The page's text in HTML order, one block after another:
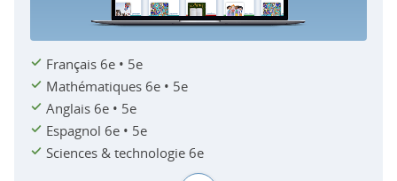
Français 6e • 5e
Mathématiques 6e • 5e
Anglais 6e • 5e
Espagnol 6e • 5e
Sciences & technologie 6e